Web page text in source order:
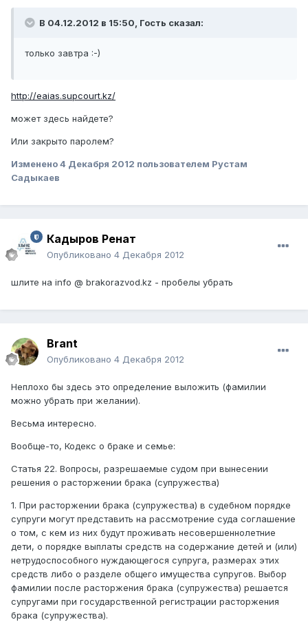
В 04.12.2012 в 15:50, Гость сказал:
только завтра :-)
http://eaias.supcourt.kz/
может здесь найдете?
Или закрыто паролем?
Изменено4 Декабря 2012 пользователем Рустам
Садыкаев
Кадыров Ренат
Опубликовано 4 Декабря 2012
шлите на info @ brakorazvod.kz - пробелы убрать
Brant
Опубликовано 4 Декабря 2012
Неплохо бы здесь это определение выложить (фамилии
можно убрать при желании).
Весьма интересно.
Вообще-то, Кодекс о браке и семье:
Статья 22. Вопросы, разрешаемые судом при вынесении
решения о расторжении брака (супружества)
1. При расторжении брака (супружества) в судебном порядке
супруги могут представить на рассмотрение суда соглашение
о том, с кем из них будут проживать несовершеннолетние
дети, о порядке выплаты средств на содержание детей и (или)
нетрудоспособного нуждающегося супруга, размерах этих
средств либо о разделе общего имущества супругов. Выбор
фамилии после расторжения брака (супружества) решается
супругами при государственной регистрации расторжения
брака (супружества).